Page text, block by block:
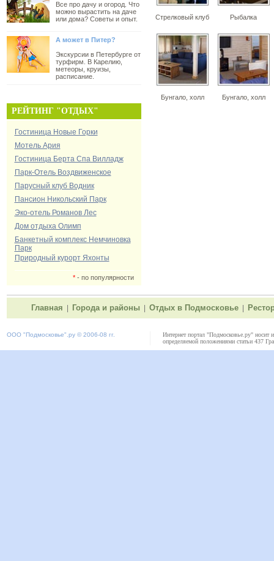
Все про дачу и огород. Что
можно вырастить на даче
или дома? Советы и опыт.
А может в Питер?
Экскурсии в Петербурге от
турфирм. В Карелию,
метеоры, круизы,
расписание.
РЕЙТИНГ "ОТДЫХ"
Гостиница Новые Горки
Мотель Ария
Гостиница Берта Спа Вилладж
Парк-Отель Воздвиженское
Парусный клуб Водник
Пансион Никольский Парк
Эко-отель Романов Лес
Дом отдыха Олимп
Банкетный комплекс Немчиновка
Парк
Природный курорт Яхонты
*- по популярности
Стрелковый клуб Рыбалка
Бунгало, холл Бунгало, холл
Главная Города и районы Отдых в Подмосковье
ООО "Подмосковье" .ру © 2006-08 гг.
Интернет портал "Подмосковье.ру" носит
определяемой положениями статьи 437